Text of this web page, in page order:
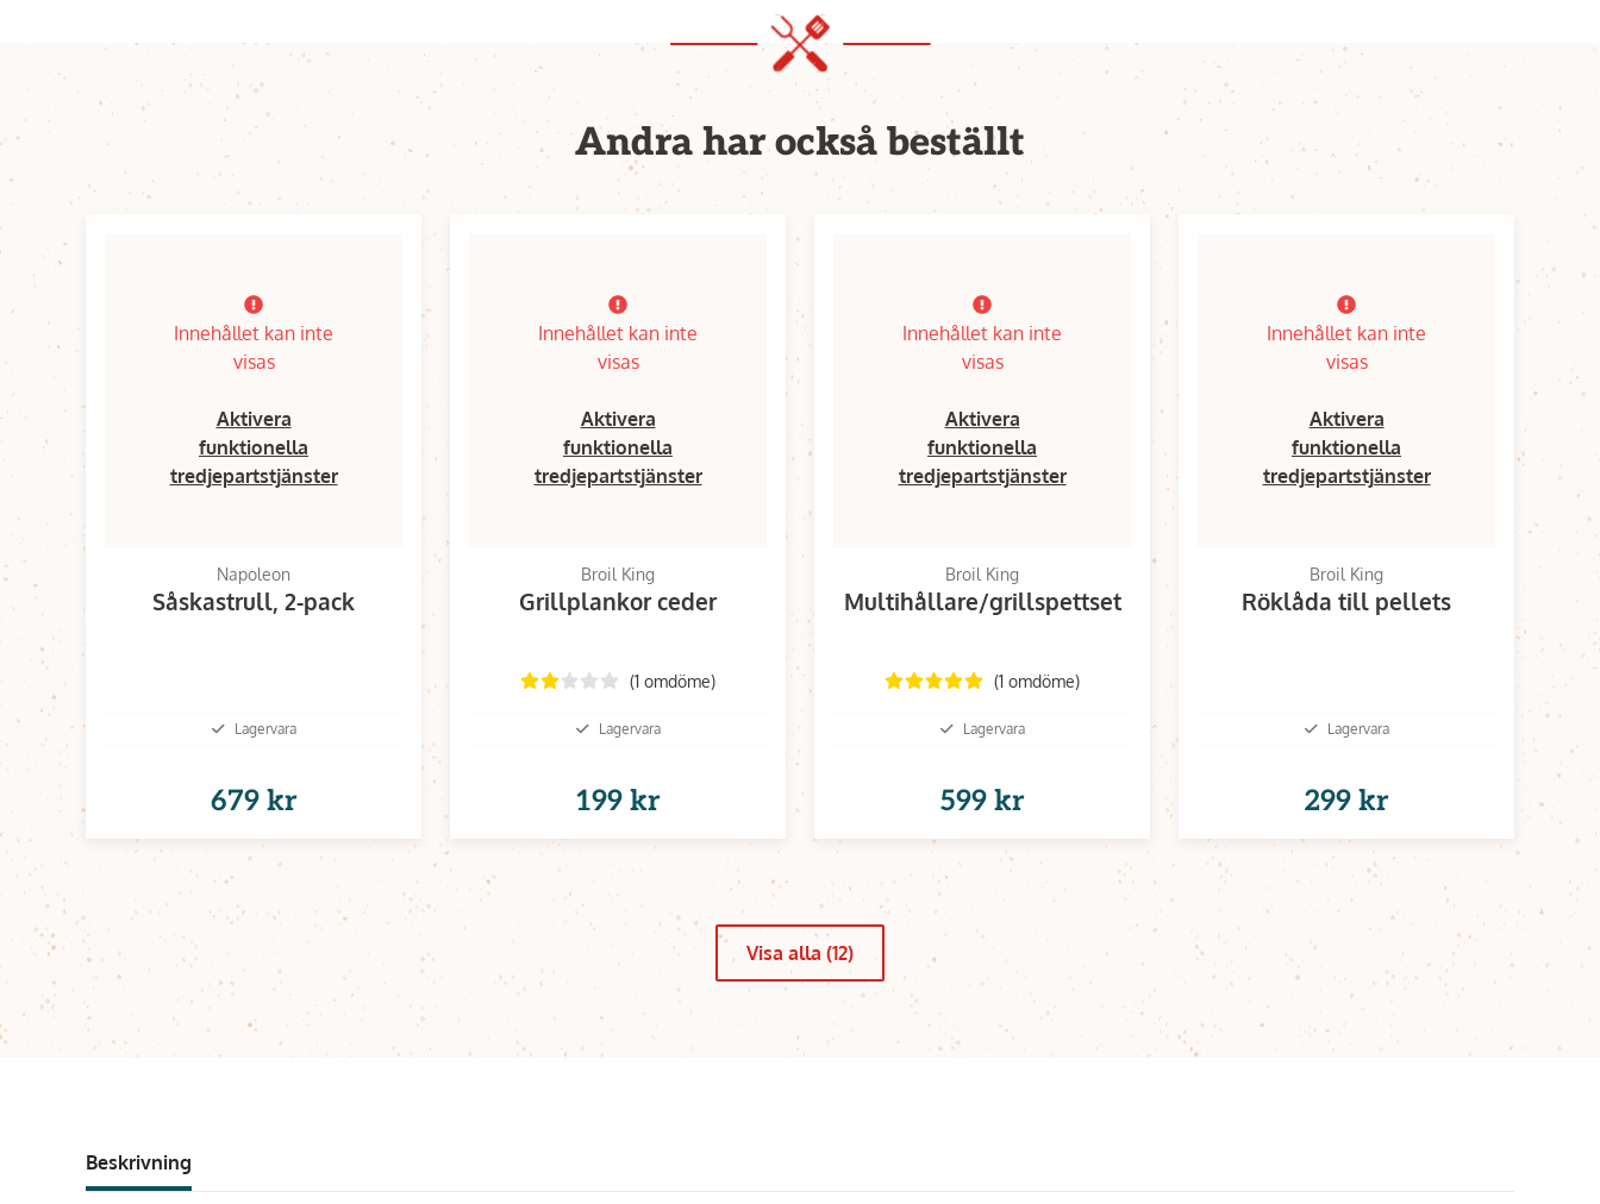
Andra har också beställt
Innehållet kan inte
visas
Aktivera
funktionella
tredjepartstjänster
Napoleon
Såskastrull, 2-pack
Lagervara
679 kr
Innehållet kan inte
visas
Aktivera
funktionella
tredjepartstjänster
Broil King
Grillplankor ceder
(1 omdöme)
Lagervara
199 kr
Innehållet kan inte
visas
Aktivera
funktionella
tredjepartstjänster
Broil King
Multihållare/grillspettset
(1 omdöme)
Lagervara
599 kr
Innehållet kan inte
visas
Aktivera
funktionella
tredjepartstjänster
Broil King
Röklåda till pellets
Lagervara
299 kr
Visa alla (12)
Beskrivning